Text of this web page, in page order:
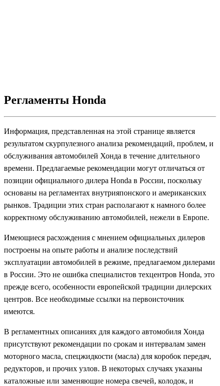
Регламенты Honda
Информация, представленная на этой странице является
результатом скурпулезного анализа рекомендаций, проблем, и
обслуживания автомобилей Хонда в течение длительного
времени. Предлагаемые рекомендации могут отличаться от
позиции официального дилера Honda в России, поскольку
основаны на регламентах внутрияпонского и американских
рынков. Традиции этих стран располагают к намного более
корректному обслуживанию автомобилей, нежели в Европе.
Имеющиеся расхождения с мнением официальных дилеров
построены на опыте работы и анализе последствий
эксплуатации автомобилей в режиме, предлагаемом дилерами
в России. Это не ошибка специалистов техцентров Honda, это
прежде всего, особенности европейской традиции дилерских
центров. Все необходимые ссылки на первоисточник
имеются.
В регламентных описаниях для каждого автомобиля Хонда
присутствуют рекомендации по срокам и интервалам замен
моторного масла, спецжидкости (масла) для коробок передач,
редукторов, и прочих узлов. В некоторых случаях указаны
каталожные или заменяющие номера свечей, колодок, и